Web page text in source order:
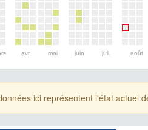
avr. mai juin juil. août
ici représentent l'état actuel